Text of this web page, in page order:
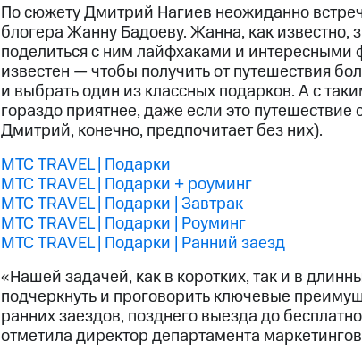
По сюжету Дмитрий Нагиев неожиданно
блогера Жанну Бадоеву. Жанна, как известно,
поделиться с ним лайфхаками и
известен — чтобы получить от путешествия
и выбрать один из классных подарков. А с
гораздо приятнее, даже если это путешествие
Дмитрий, конечно, предпочитает без них).
МТС TRAVEL | Подарки
МТС TRAVEL | Подарки + роуминг
МТС TRAVEL | Подарки | Завтрак
МТС TRAVEL | Подарки | Роуминг
МТС TRAVEL | Подарки | Ранний заезд
«Нашей задачей, как в коротких, так и в
подчеркнуть и проговорить ключевые
ранних заездов, позднего выезда до
отметила директор департамента